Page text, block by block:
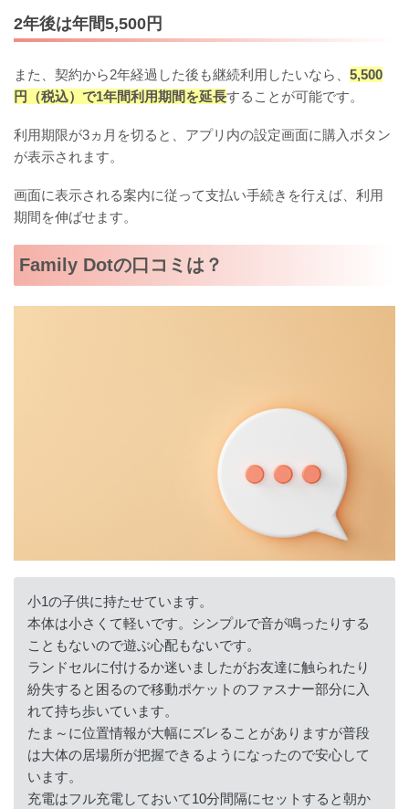
2年後は年間5,500円
また、契約から2年経過した後も継続利用したいなら、 5,500
円（税込）で1年間利用期間を延長することが可能です。
利用期限が3ヵ月を切ると、アプリ内の設定画面に購入ボタン
が表示されます。
画面に表示される案内に従って支払い手続きを行えば、利用
期間を伸ばせます。
Family Dotの口コミは？
小1の子供に持たせています。
本体は小さくて軽いです。シンプルで音が鳴ったりする
こともないので遊ぶ心配もないです。
ランドセルに付けるか迷いましたがお友達に触られたり
紛失すると困るので移動ポケットのファスナー部分に入
れて持ち歩いています。
たま～に位置情報が大幅にズレることがありますが普段
は大体の居場所が把握できるようになったので安心して
います。
充電はフル充電しておいて10分間隔にセットすると朝か